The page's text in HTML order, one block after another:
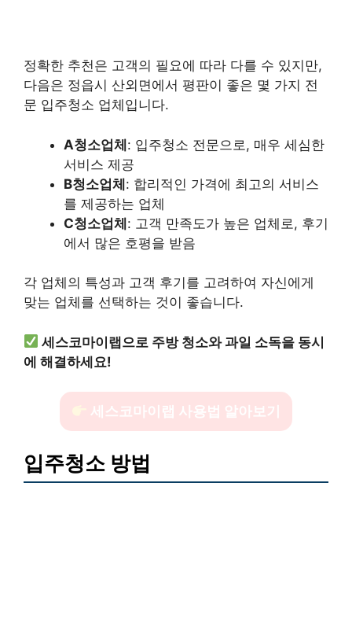
정확한 추천은 고객의 필요에 따라 다를 수 있지만,
다음은 정읍시 산외면에서 평판이 좋은 몇 가지 전
문 입주청소 업체입니다.
A청소업체: 입주청소 전문으로, 매우 세심한
서비스 제공
B청소업체: 합리적인 가격에 최고의 서비스
를 제공하는 업체
C청소업체: 고객 만족도가 높은 업체로, 후기
에서 많은 호평을 받음
각 업체의 특성과 고객 후기를 고려하여 자신에게
맞는 업체를 선택하는 것이 좋습니다.
세스코마이랩으로 주방 청소와 과일 소독을 동시
에 해결하세요!
세스코마이랩 사용법 알아보기
입주청소 방법